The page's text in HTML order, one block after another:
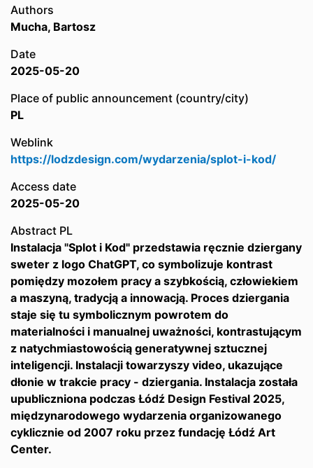
Authors
Mucha, Bartosz
Date
2025-05-20
Place of public announcement (country/city)
PL
Weblink
https://lodzdesign.com/wydarzenia/splot-i-kod/
Access date
2025-05-20
Abstract PL
Instalacja "Splot i Kod" przedstawia ręcznie dziergany
sweter z logo ChatGPT, co symbolizuje kontrast
pomiędzy mozołem pracy a szybkością, człowiekiem
a maszyną, tradycją a innowacją. Proces dziergania
staje się tu symbolicznym powrotem do
materialności i manualnej uważności, kontrastującym
z natychmiastowością generatywnej sztucznej
inteligencji. Instalacji towarzyszy video, ukazujące
dłonie w trakcie pracy - dziergania. Instalacja została
upubliczniona podczas Łódź Design Festival 2025,
międzynarodowego wydarzenia organizowanego
cyklicznie od 2007 roku przez fundację Łódź Art
Center.